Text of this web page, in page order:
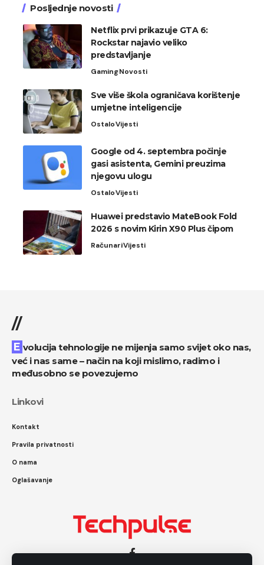
Posljednje novosti
Netflix prvi prikazuje GTA 6:
Rockstar najavio veliko
predstavljanje
GamingNovosti
Sve više škola ograničava korištenje
umjetne inteligencije
OstaloVijesti
Google od 4. septembra počinje
gasi asistenta, Gemini preuzima
njegovu ulogu
OstaloVijesti
Huawei predstavio MateBook Fold
2026 s novim Kirin X90 Plus čipom
RačunariVijesti
//
Evolucija tehnologije ne mijenja samo svijet oko nas,
već i nas same – način na koji mislimo, radimo i
međusobno se povezujemo
Linkovi
Kontakt
Pravila privatnosti
O nama
Oglašavanje